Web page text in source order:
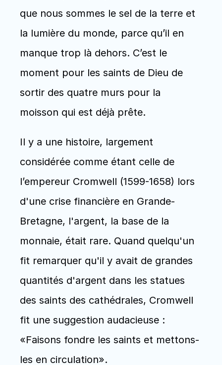
que nous sommes le sel de la terre et
la lumière du monde, parce qu’il en
manque trop là dehors. C’est le
moment pour les saints de Dieu de
sortir des quatre murs pour la
moisson qui est déjà prête.
Il y a une histoire, largement
considérée comme étant celle de
l’empereur Cromwell (1599-1658) lors
d'une crise financière en Grande-
Bretagne, l'argent, la base de la
monnaie, était rare. Quand quelqu'un
fit remarquer qu'il y avait de grandes
quantités d'argent dans les statues
des saints des cathédrales, Cromwell
fit une suggestion audacieuse :
«Faisons fondre les saints et mettons-
les en circulation».